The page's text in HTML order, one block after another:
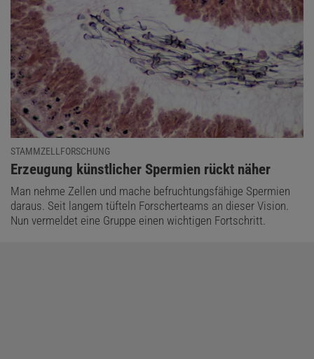
STAMMZELLFORSCHUNG
:
Erzeugung künstlicher Spermien rückt näher
Man nehme Zellen und mache befruchtungsfähige Spermien
daraus. Seit langem tüfteln Forscherteams an dieser Vision.
Nun vermeldet eine Gruppe einen wichtigen Fortschritt.